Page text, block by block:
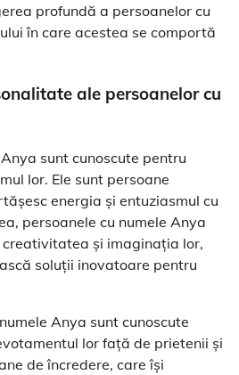
profundă a persoanelor cu
în care acestea se comportă
ale persoanelor cu
sunt cunoscute pentru
lor. Ele sunt persoane
energia și entuziasmul cu
persoanele cu numele Anya
creativitatea și imaginația lor,
soluții inovatoare pentru
Anya sunt cunoscute
lor față de prietenii și
de încredere, care își